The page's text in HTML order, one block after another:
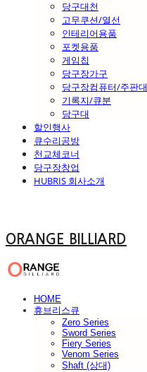
당구대천
고무쿠션/열선
인테리어용품
포켓용품
게임칩
당구장가구
당구장컴퓨터/주판대
기록지/큐분
당구대
할인행사
큐수리공방
천교체코너
당구장창업
HUBRIS 회사소개
ORANGE BILLIARD
HOME
휴브리스큐
Zero Series
Sword Series
Fiery Series
Venom Series
Shaft (상대)